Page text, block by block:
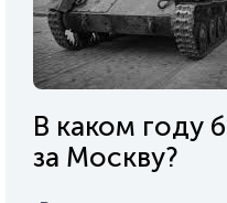
В каком году
за Москву?